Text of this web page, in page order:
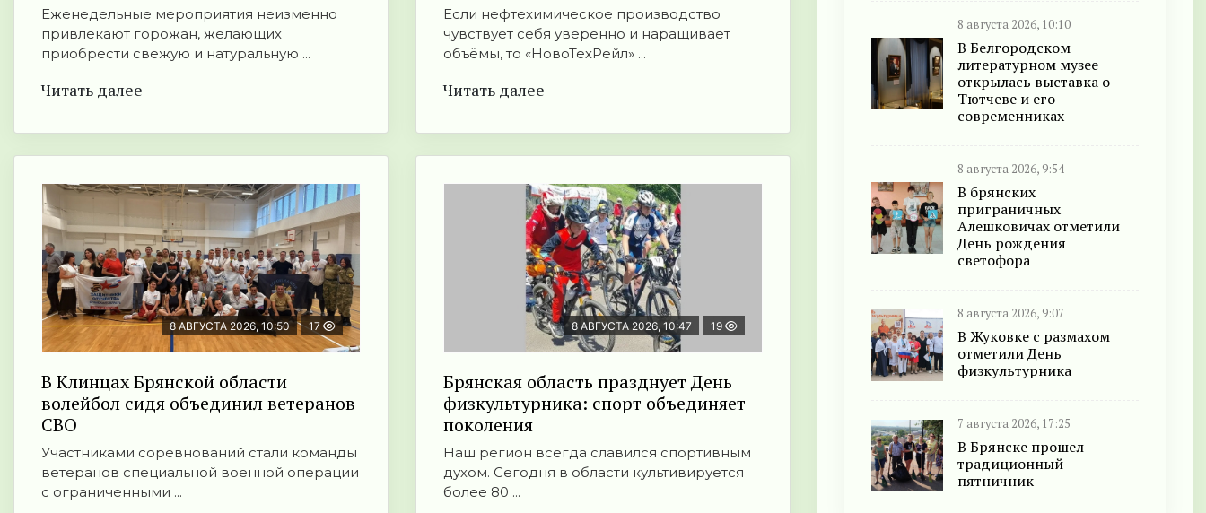
Еженедельные мероприятия неизменно
привлекают горожан, желающих
приобрести свежую и натуральную ...
Читать далее
Если нефтехимическое производство
чувствует себя уверенно и наращивает
объёмы, то «НовоТехРейл» ...
Читать далее
8 АВГУСТА 2026, 10:50 17
В Клинцах Брянской области
волейбол сидя объединил ветеранов
СВО
Участниками соревнований стали команды
ветеранов специальной военной операции
с ограниченными ...
8 АВГУСТА 2026, 10:47 19
Брянская область празднует День
физкультурника: спорт объединяет
поколения
Наш регион всегда славился спортивным
духом. Сегодня в области культивируется
более 80 ...
8 августа 2026, 10:10
В Белгородском
литературном музее
открылась выставка о
Тютчеве и его
современниках
8 августа 2026, 9:54
В брянских
приграничных
Алешковичах отметили
День рождения
светофора
8 августа 2026, 9:07
В Жуковке с размахом
отметили День
физкультурника
7 августа 2026, 17:25
В Брянске прошел
традиционный
пятничник